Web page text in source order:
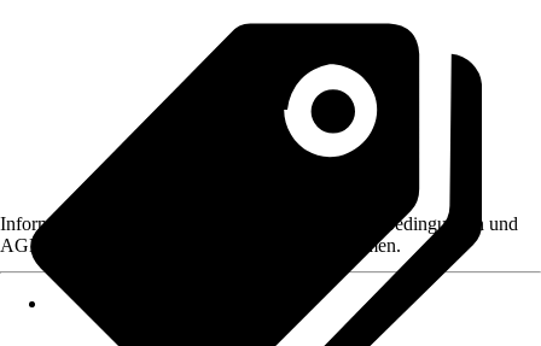
Informationen des Verkäufers, wie z. B. Rückgabebedingungen und
AGB, finden Sie bei Klick auf den Verkäufernamen.